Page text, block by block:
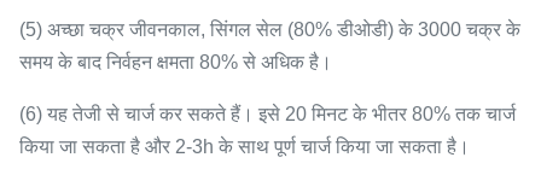
(5) अच्छा चक्र जीवनकाल, सिंगल सेल (80% डीओडी) के 3000 चक्र के
समय के बाद निर्वहन क्षमता 80% से अधिक है।
(6) यह तेजी से चार्ज कर सकते हैं। इसे 20 मिनट के भीतर 80% तक चार्ज
किया जा सकता है और 2-3h के साथ पूर्ण चार्ज किया जा सकता है।